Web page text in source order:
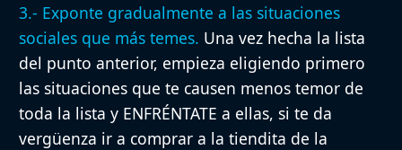
3.- Exponte gradualmente a las situaciones
sociales que más temes. Una vez hecha la lista
del punto anterior, empieza eligiendo primero
las situaciones que te causen menos temor de
toda la lista y ENFRÉNTATE a ellas, si te da
vergüenza ir a comprar a la tiendita de la